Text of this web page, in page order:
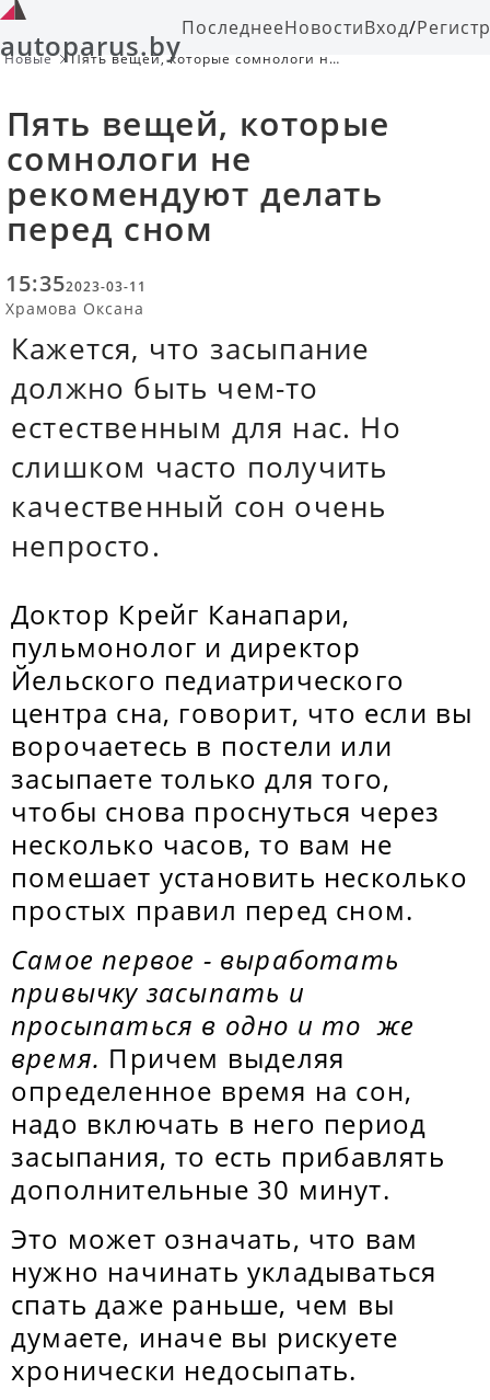
autoparus.byПоследнееНовостиВход/
Новые
Пять вещей, которые сомнологи не
Пять вещей, которые
сомнологи не
рекомендуют делать
перед сном
15:352023-03-11
Храмова Оксана
Кажется, что засыпание
должно быть чем-то
естественным для нас. Но
слишком часто получить
качественный сон очень
непросто.
Доктор Крейг Канапари,
пульмонолог и директор
Йельского педиатрического
центра сна, говорит, что если вы
ворочаетесь в постели или
засыпаете только для того,
чтобы снова проснуться через
несколько часов, то вам не
помешает установить несколько
простых правил перед сном.
Самое первое - выработать
привычку засыпать и
просыпаться в одно и то же
время. Причем выделяя
определенное время на сон,
надо включать в него период
засыпания, то есть прибавлять
дополнительные 30 минут.
Это может означать, что вам
нужно начинать укладываться
спать даже раньше, чем вы
думаете, иначе вы рискуете
хронически недосыпать.